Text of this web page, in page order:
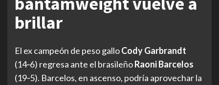
brillar
El ex campeón de peso galloCody Garbrandt
(14‑6) regresa ante el brasileñoRaoni Barcelos
(19‑5). Barcelos, en ascenso, podría aprovechar la